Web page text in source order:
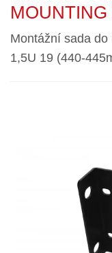
Montážní sada
1,5U 19 (440-